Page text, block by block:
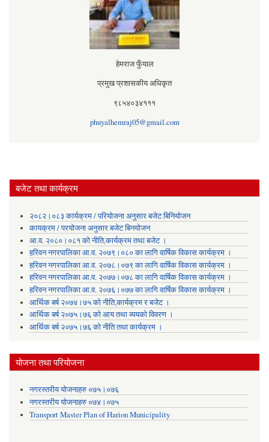
हेमराज फुँयाल
प्रमुख प्रशासकीय अधिकृत
९८५४०३४१११
phuyalhemraj05@gmail.com
बजेट तथा कार्यक्रम
२०८२।०८३ कार्यक्रम / परियोजना अनुसार बजेट बिनियोजन
कायक्रम / परयोजना अनुसार बजेट बिनयोजन
आ.व. २०८०।०८१ को नीति,कार्यक्रम तथा बजेट ।
हरिवन नगरपालिका आ‍.व. २०७९।०८० का लागि वार्षिक विकास कार्यक्रम ।
हरिवन नगरपालिका आ‍.व. २०७८।०७९ का लागि वार्षिक विकास कार्यक्रम ।
हरिवन नगरपालिका आ‍.व. २०७७।०७८ का लागि वार्षिक विकास कार्यक्रम ।
हरिवन नगरपालिका आ‍.व. २०७६।०७७ का लागि वार्षिक विकास कार्यक्रम ।
आर्थिक बर्ष २०७४।७५ को नीति,कार्यक्रम र बजेट ।
आर्थिक बर्ष २०७५।७६ को आय तथा व्ययकाे विवरण ।
आर्थिक बर्ष २०७५।७६ को नीति तथा कार्यक्रम ।
योजना तथा परियोजना
नगरस्तरीय योजनाहरु ०७५।०७६
नगरस्तरीय योजनाहरु ०७४।०७५
Transport Master Plan of Harion Municipality